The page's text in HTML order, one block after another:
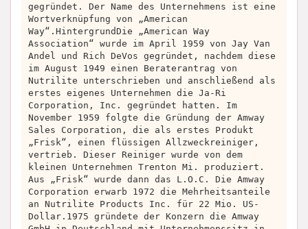
gegründet. Der Name des Unternehmens ist eine
Wortverknüpfung von „American
Way“.HintergrundDie „American Way
Association“ wurde im April 1959 von Jay Van
Andel und Rich DeVos gegründet, nachdem diese
im August 1949 einen Beraterantrag von
Nutrilite unterschrieben und anschließend als
erstes eigenes Unternehmen die Ja-Ri
Corporation, Inc. gegründet hatten. Im
November 1959 folgte die Gründung der Amway
Sales Corporation, die als erstes Produkt
„Frisk“, einen flüssigen Allzweckreiniger,
vertrieb. Dieser Reiniger wurde von dem
kleinen Unternehmen Trenton Mi. produziert.
Aus „Frisk“ wurde dann das L.O.C. Die Amway
Corporation erwarb 1972 die Mehrheitsanteile
an Nutrilite Products Inc. für 22 Mio. US-
Dollar.1975 gründete der Konzern die Amway